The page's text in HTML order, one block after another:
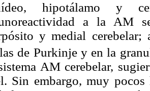
hipotálamo y
a la AM
y medial cerebelar;
de Purkinje y en la
AM cerebelar,
Sin embargo, muy